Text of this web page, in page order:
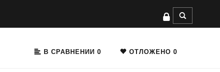
В СРАВНЕНИИ 0 ОТЛОЖЕНО 0